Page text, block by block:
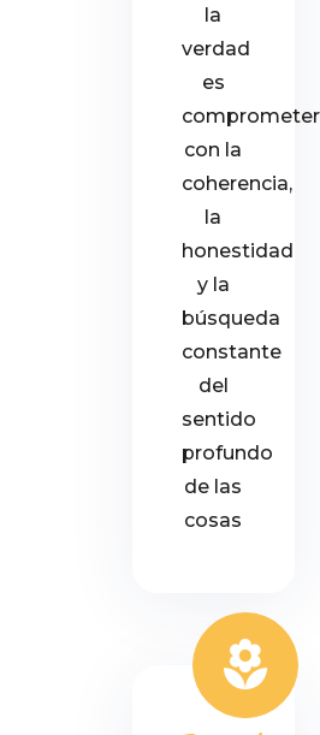
la
verdad
es
con la
coherencia,
la
honestidad
y la
búsqueda
constante
del
sentido
profundo
de las
cosas